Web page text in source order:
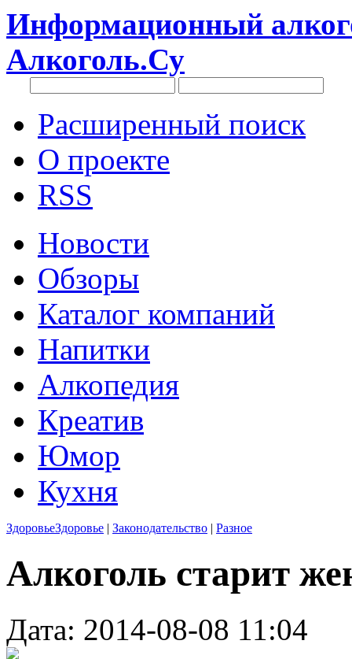
Информационный
Алкоголь.Су
Расширенный поиск
О проекте
RSS
Новости
Обзоры
Каталог компаний
Напитки
Алкопедия
Креатив
Юмор
Кухня
ЗдоровьеЗдоровье | Законодательство | Разное
Алкоголь старит
Дата: 2014-08-08 11:04